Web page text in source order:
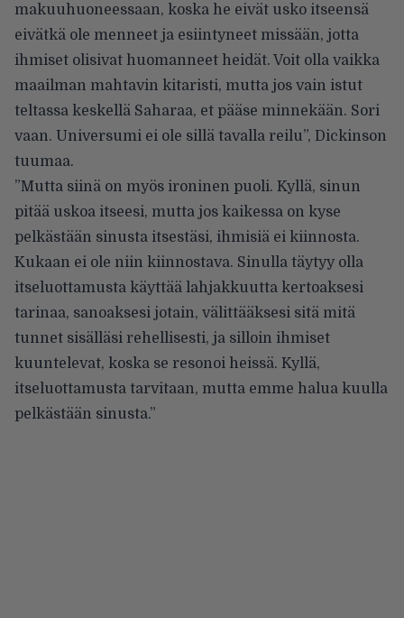
makuuhuoneessaan, koska he eivät usko itseensä
eivätkä ole menneet ja esiintyneet missään, jotta
ihmiset olisivat huomanneet heidät. Voit olla vaikka
maailman mahtavin kitaristi, mutta jos vain istut
teltassa keskellä Saharaa, et pääse minnekään. Sori
vaan. Universumi ei ole sillä tavalla reilu”, Dickinson
tuumaa.
”Mutta siinä on myös ironinen puoli. Kyllä, sinun
pitää uskoa itseesi, mutta jos kaikessa on kyse
pelkästään sinusta itsestäsi, ihmisiä ei kiinnosta.
Kukaan ei ole niin kiinnostava. Sinulla täytyy olla
itseluottamusta käyttää lahjakkuutta kertoaksesi
tarinaa, sanoaksesi jotain, välittääksesi sitä mitä
tunnet sisälläsi rehellisesti, ja silloin ihmiset
kuuntelevat, koska se resonoi heissä. Kyllä,
itseluottamusta tarvitaan, mutta emme halua kuulla
pelkästään sinusta.”